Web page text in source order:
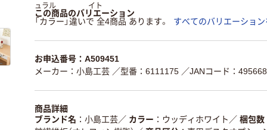
ュラル
イト
この商品のバリエーション
「カラー」違いで 全4商品 あります。
すべてのバリエーショ
お申込番号：A509451
メーカー：小島工芸 ／型番：6111175 ／JANコード：
商品詳細
ブランド名
小島工芸／ カラー ウッディホワイト ／ 梱包数